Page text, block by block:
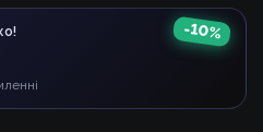
може, почнемо 👉👈 ?
-10%